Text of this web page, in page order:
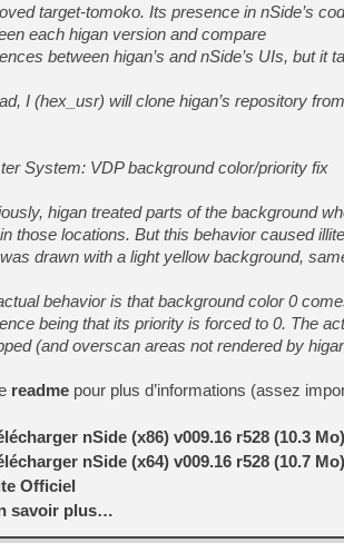
target-tomoko. Its presence in nSide’s
each higan version and compare
between higan’s and nSide’s UIs, but it
I (hex_usr) will clone higan’s repository
System: VDP background color/priority fix
higan treated parts of the background
those locations. But this behavior caused
drawn with a light yellow background,
behavior is that background color 0
being that its priority is forced to 0. The
(and overscan areas not rendered by
readme pour plus d’informations (assez
nSide (x86) v009.16 r528 (10.3 Mo)
nSide (x64) v009.16 r528 (10.7 Mo)
Officiel
savoir plus…